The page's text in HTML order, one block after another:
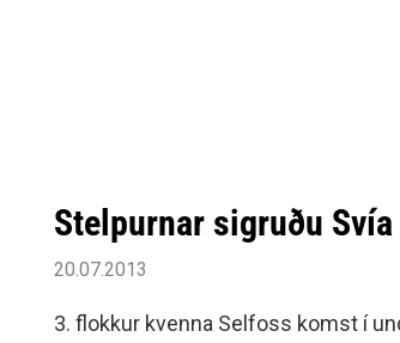
Stelpurnar sigruðu
20.07.2013
3. flokkur kvenna Selfoss komst í